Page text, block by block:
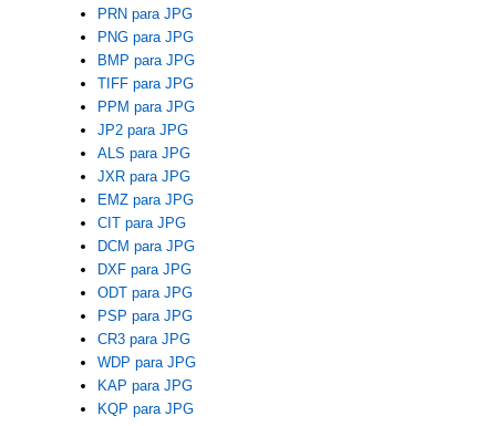
PRN para JPG
PNG para JPG
BMP para JPG
TIFF para JPG
PPM para JPG
JP2 para JPG
ALS para JPG
JXR para JPG
EMZ para JPG
CIT para JPG
DCM para JPG
DXF para JPG
ODT para JPG
PSP para JPG
CR3 para JPG
WDP para JPG
KAP para JPG
KQP para JPG